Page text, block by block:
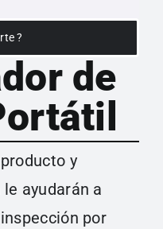
?
de
y
ayudarán a
por